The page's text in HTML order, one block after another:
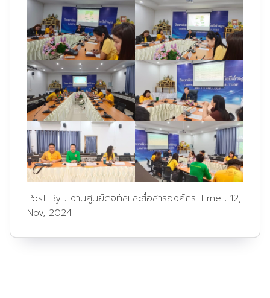
Post By : งานศูนย์ดิจิทัลและสื่อสารองค์กร Time : 12,
Nov, 2024